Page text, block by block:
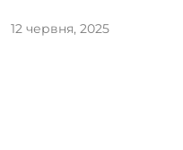
12 червня, 2025